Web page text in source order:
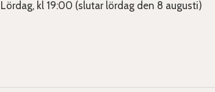
Lördag, kl 19:00 (slutar lördag den 8 augusti)